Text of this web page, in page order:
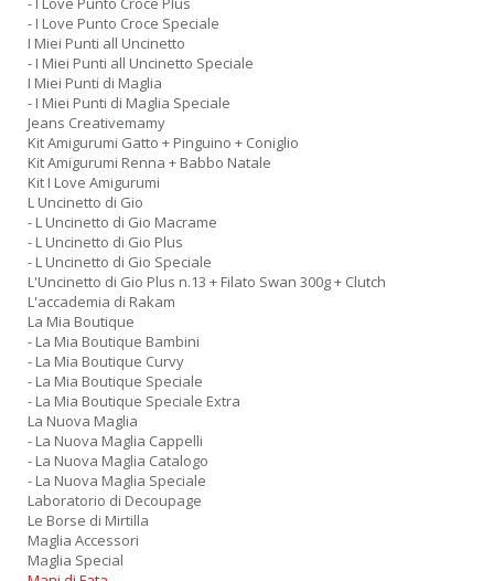
- I Love Punto Croce Speciale
I Miei Punti all Uncinetto
- I Miei Punti all Uncinetto Speciale
I Miei Punti di Maglia
- I Miei Punti di Maglia Speciale
Jeans Creativemamy
Kit Amigurumi Gatto + Pinguino + Coniglio
Kit Amigurumi Renna + Babbo Natale
Kit I Love Amigurumi
L Uncinetto di Gio
- L Uncinetto di Gio Macrame
- L Uncinetto di Gio Plus
- L Uncinetto di Gio Speciale
L'Uncinetto di Gio Plus n.13 + Filato Swan 300g + Clutch
L'accademia di Rakam
La Mia Boutique
- La Mia Boutique Bambini
- La Mia Boutique Curvy
- La Mia Boutique Speciale
- La Mia Boutique Speciale Extra
La Nuova Maglia
- La Nuova Maglia Cappelli
- La Nuova Maglia Catalogo
- La Nuova Maglia Speciale
Laboratorio di Decoupage
Le Borse di Mirtilla
Maglia Accessori
Maglia Special